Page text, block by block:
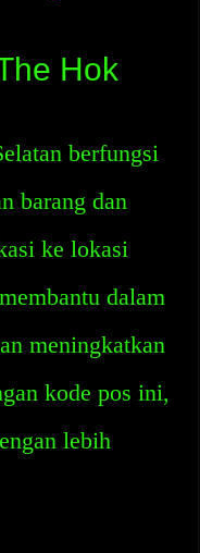
Hok
berfungsi
barang dan
ke lokasi
dalam
meningkatkan
kode pos ini,
lebih